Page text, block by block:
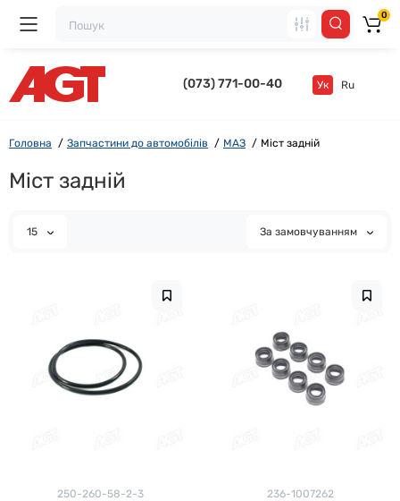
(073) 771-00-40 Ук Ru
0
Головна Запчастини до автомобілів МАЗ Міст задній
Міст задній
15 За замовчуванням
250-260-58-2-3 236-1007262